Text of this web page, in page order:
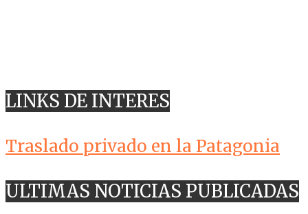
LINKS DE INTERES
Traslado privado en la Patagonia
ULTIMAS NOTICIAS PUBLICADAS